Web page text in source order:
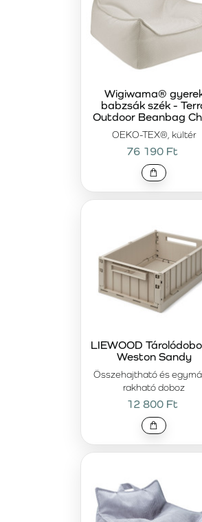
OEKO-TEX®, kültér
Wigiwama®
babzsák szék -
Outdoor Beanbag
76 190 Ft
Összehajtható és
rakható doboz
LIEWOOD
Weston Sandy
12 800 Ft